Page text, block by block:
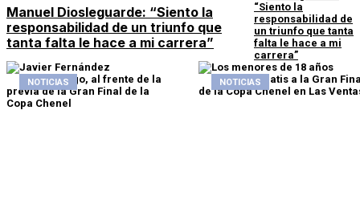
Manuel Diosleguarde: “Siento la
responsabilidad de un triunfo que
tanta falta le hace a mi carrera”
NOTICIAS NOTICIAS